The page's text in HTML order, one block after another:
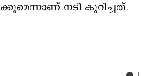
നടി കുറിച്ചത്.